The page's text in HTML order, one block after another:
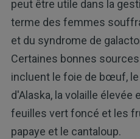
peut être utile dans la
terme des femmes
et du syndrome de
Certaines bonnes
incluent le foie de bœuf,
d'Alaska, la volaille élevée
feuilles vert foncé et les
papaye et le cantaloup.